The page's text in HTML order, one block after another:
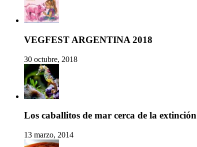
VEGFEST ARGENTINA 2018
30 octubre, 2018
Los caballitos de mar cerca de la extinción
13 marzo, 2014